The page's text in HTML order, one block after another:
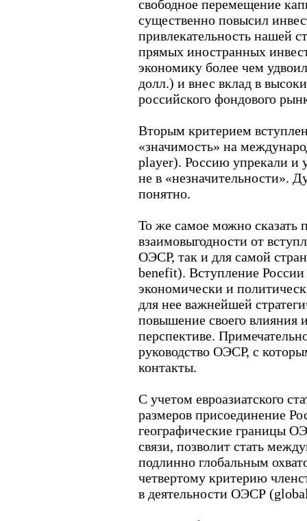
свободное перемещение
существенно повысил
привлекательность нашей
прямых иностранных
экономику более чем
долл.) и внес вклад в
российского фондового
Вторым критерием
«значимость» на
player). Россию упрекали и
не в «незначительности».
понятно.
То же самое можно сказать
взаимовыгодности от
ОЭСР, так и для самой
benefit). Вступление России
экономически и
для нее важнейшей
повышение своего влияния
перспективе.
руководство ОЭСР, с
контакты.
С учетом евроазиатского
размеров присоединение
географические границы
связи, позволит стать
подлинно глобальным
четвертому критерию
в деятельности ОЭСР